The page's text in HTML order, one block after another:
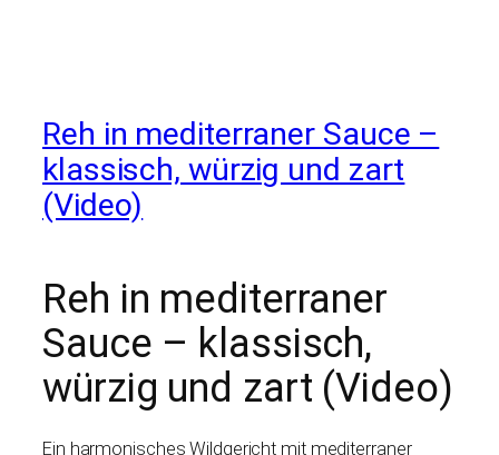
Reh in mediterraner Sauce –
klassisch, würzig und zart
(Video)
Reh in mediterraner
Sauce – klassisch,
würzig und zart (Video)
Ein harmonisches Wildgericht mit mediterraner